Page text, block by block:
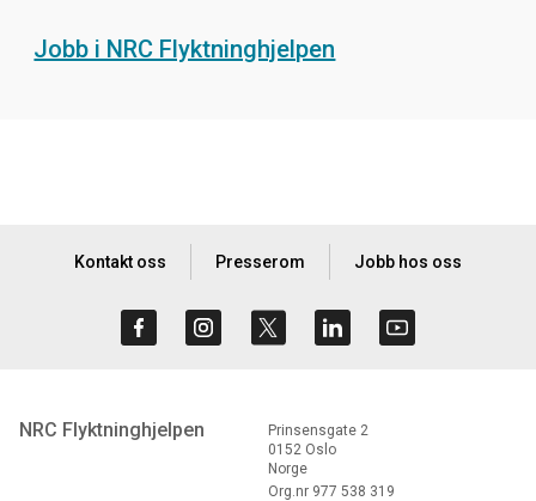
Jobb i NRC Flyktninghjelpen
Kontakt oss Presserom Jobb hos oss
NRC Flyktninghjelpen
Prinsensgate 2
0152 Oslo
Norge
Org.nr 977 538 319